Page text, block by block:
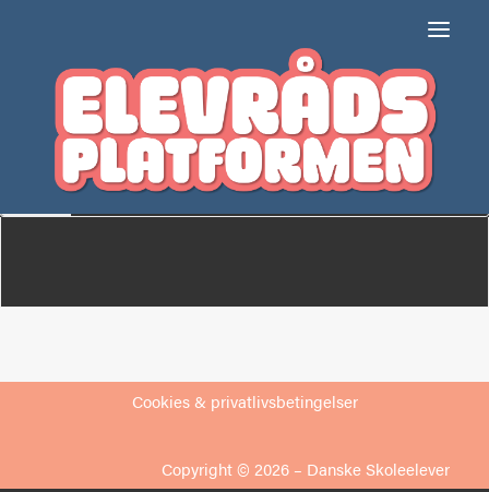
Skipper Clement
Skolen
Medlemmer
Cookies & privatlivsbetingelser
Copyright © 2026 – Danske Skoleelever